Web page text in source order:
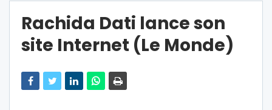
Rachida Dati lance son
site Internet (Le Monde)